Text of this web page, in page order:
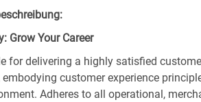
Grow Your Career
for delivering a highly satisfied
embodying customer experience
Adheres to all operational,